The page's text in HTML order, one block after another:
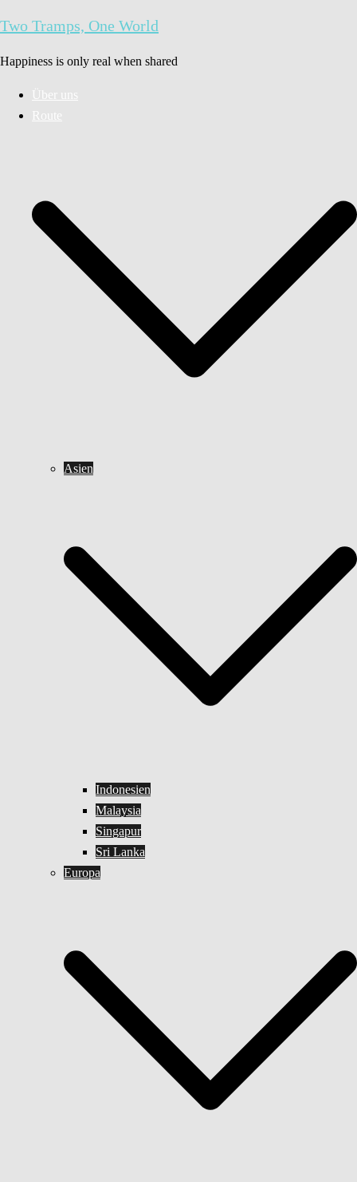
Inhalt
Two Tramps, One World
Happiness is only real when shared
Über uns
Route
Asien
Indonesien
Malaysia
Singapur
Sri Lanka
Europa